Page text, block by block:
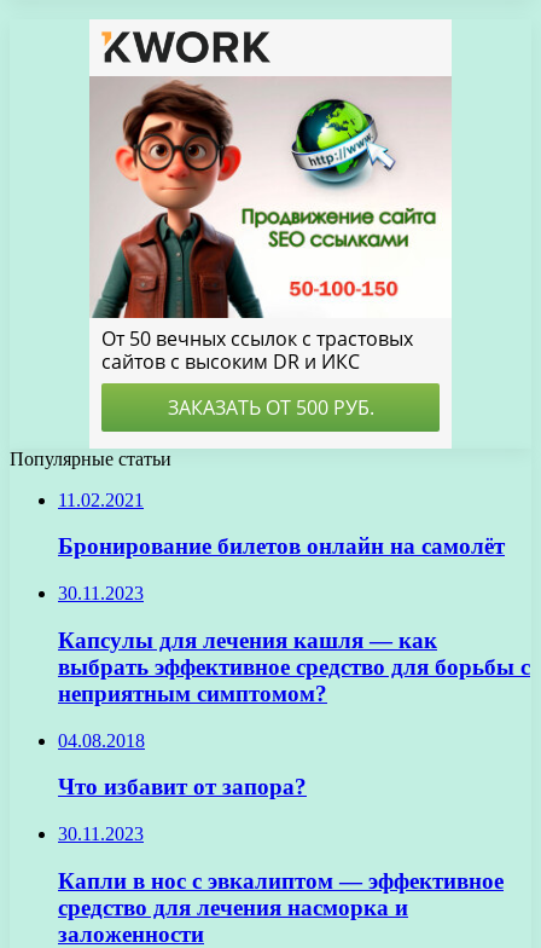
Популярные статьи
11.02.2021
Бронирование билетов онлайн на самолёт
30.11.2023
Капсулы для лечения кашля — как
выбрать эффективное средство для борьбы с
неприятным симптомом?
04.08.2018
Что избавит от запора?
30.11.2023
Капли в нос с эвкалиптом — эффективное
средство для лечения насморка и
заложенности